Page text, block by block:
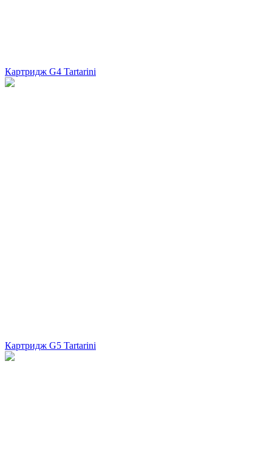
Картридж G4 Tartarini
Картридж G5 Tartarini